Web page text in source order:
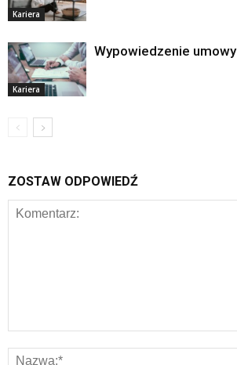
Kariera
Kariera
Wypowiedzenie umowy
ZOSTAW ODPOWIEDŹ